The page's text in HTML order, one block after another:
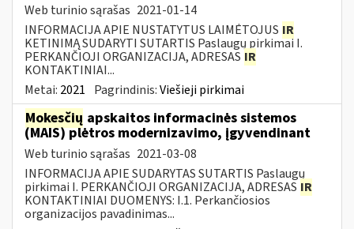
Web turinio sąrašas 2021-01-14
INFORMACIJA APIE NUSTATYTUS LAIMĖTOJUS IR
KETINIMĄ SUDARYTI SUTARTIS Paslaugų pirkimai I.
PERKANČIOJI ORGANIZACIJA, ADRESAS IR
KONTAKTINIAI...
Metai: 2021 Pagrindinis:Viešieji pirkimai
Mokesčių apskaitos informacinės sistemos
(MAIS) plėtros modernizavimo, įgyvendinant
Web turinio sąrašas 2021-03-08
INFORMACIJA APIE SUDARYTAS SUTARTIS Paslaugų
pirkimai I. PERKANČIOJI ORGANIZACIJA, ADRESAS IR
KONTAKTINIAI DUOMENYS: I.1. Perkančiosios
organizacijos pavadinimas...